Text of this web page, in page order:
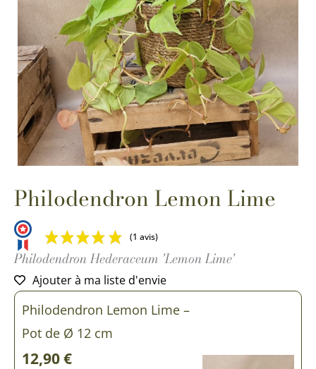
Philodendron Lemon Lime
(1 avis)
Philodendron Hederaceum 'Lemon Lime'
Ajouter à ma liste d'envie
Philodendron Lemon Lime –
Pot de Ø 12 cm
12,90€
de
Lemon
Lime
de
Lemon
Lime